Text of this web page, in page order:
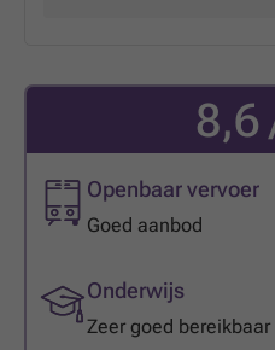
8,6
Openbaar vervoer
Goed aanbod
Onderwijs
Zeer goed